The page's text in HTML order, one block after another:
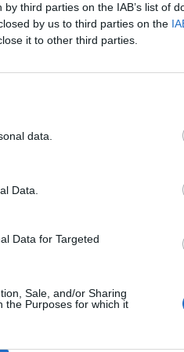
third parties on the IAB’s list of
by us to third parties on the
it to other third parties.
data.
Data.
Data for Targeted
Sale, and/or Sharing
the Purposes for which it
e la strategia